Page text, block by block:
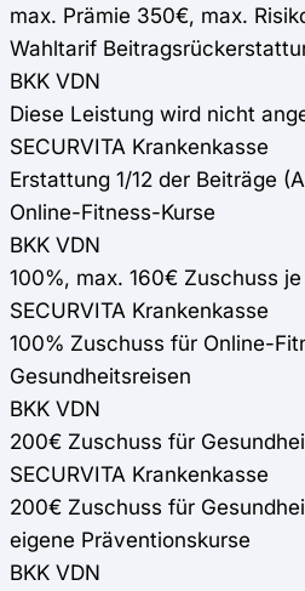
max. Prämie 350€, max.
Wahltarif
BKK VDN
Diese Leistung wird nicht
SECURVITA Krankenkasse
Erstattung 1/12 der Beiträge
Online-Fitness-Kurse
BKK VDN
100%, max. 160€ Zuschuss
SECURVITA Krankenkasse
100% Zuschuss für Online-
Gesundheitsreisen
BKK VDN
200€ Zuschuss für
SECURVITA Krankenkasse
200€ Zuschuss für
eigene Präventionskurse
BKK VDN